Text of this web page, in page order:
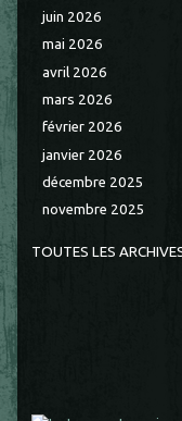
juin 2026
mai 2026
avril 2026
mars 2026
février 2026
janvier 2026
décembre 2025
novembre 2025
TOUTES LES